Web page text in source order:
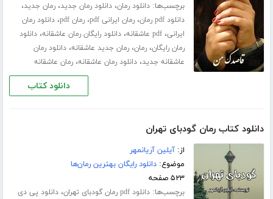
برچسب‌ها:دانلود رمان،دانلود رمان جدید،رمان جدید،
دانلود pdf رمان ،رمان ایرانی pdf ،رمان pdf ،دانلود رمان
ایرانی،pdf عاشقانه ،دانلود رایگان رمان عاشقانه،دانلود
رمان رایگان،رمان،رمان جدید عاشقانه،دانلود رمان
عاشقانه جدید،دانلود رمان عاشقانه،رمان عاشقانه
دانلود کتاب
دانلود کتاب رمان گودبای تهران
از:آیلین آریانمهر
موضوع:دانلود رایگان بهترین رمان‌ها
۵۲۳ صفحه
برچسب‌ها:دانلود pdf رمان گودبای تهران ،دانلود پی دی